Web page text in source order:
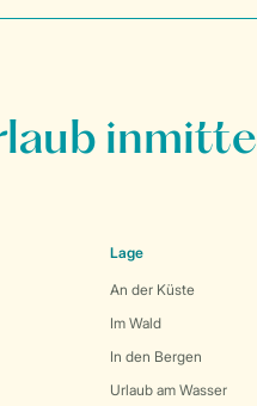
Lage
An der Küste
Im Wald
In den Bergen
Urlaub am Wasser